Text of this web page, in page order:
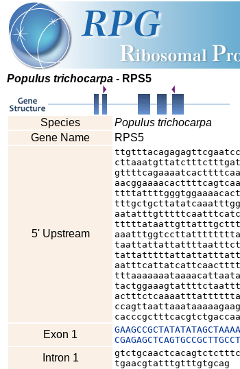
Populus trichocarpa - RPS5
Species
Populus trichocarpa
Gene Name
RPS5
5' Upstream
Exon 1
Intron 1
tgaacgtatttgtttgtgcag